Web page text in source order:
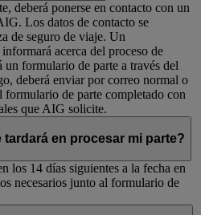
deberá ponerse en contacto con un
Los datos de contacto se
de seguro de viaje. Un
acerca del proceso de
formulario de parte a través del
deberá enviar por correo normal o
formulario de parte completado con
que AIG solicite.
en procesar mi parte?
los 14 días siguientes a la fecha en
necesarios junto al formulario de